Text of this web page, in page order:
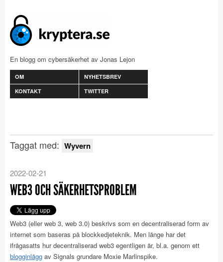
En blogg om cybersäkerhet av Jonas Lejon
OM
NYHETSBREV
KONTAKT
TWITTER
Taggat med: Wyvern
2022-02-21
WEB3 OCH SÄKERHETSPROBLEM
Web3 (eller web 3, web 3.0) beskrivs som en decentraliserad form av
internet som baseras på blockkedjeteknik. Men länge har det
ifrågasatts hur decentraliserad web3 egentligen är, bl.a. genom ett
blogginlägg av Signals grundare Moxie Marlinspike.